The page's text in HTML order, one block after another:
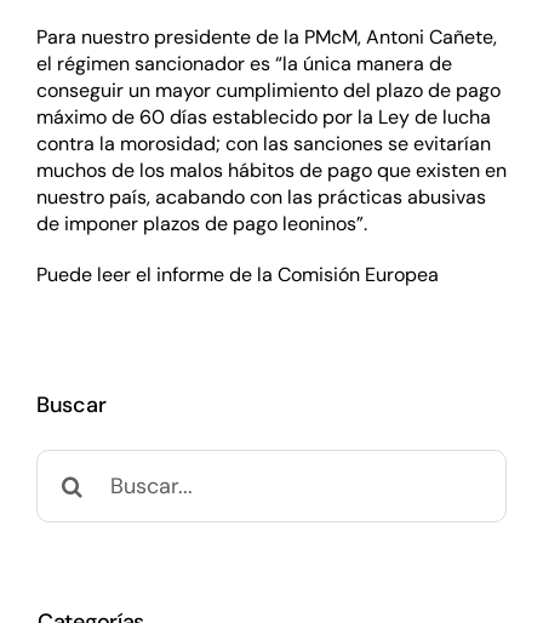
Para nuestro presidente de la PMcM, Antoni Cañete,
el régimen sancionador es “la única manera de
conseguir un mayor cumplimiento del plazo de pago
máximo de 60 días establecido por la Ley de lucha
contra la morosidad; con las sanciones se evitarían
muchos de los malos hábitos de pago que existen en
nuestro país, acabando con las prácticas abusivas
de imponer plazos de pago leoninos”.
Puede leerel informe de la Comisión Europea
Buscar
Buscar: